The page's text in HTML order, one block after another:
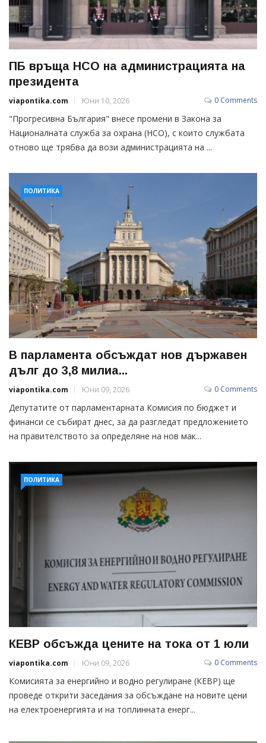
ПБ връща НСО на администрацията на
президента
viapontika.com Юни 10, 2026 0 Comments
"Прогресивна България" внесе промени в Закона за
Националната служба за охрана (НСО), с които службата
отново ще трябва да вози администрацията на ...
ПОЛИТИКА
В парламента обсъждат нов държавен
дълг до 3,8 милиа...
viapontika.com Юни 09, 2026 0 Comments
Депутатите от парламентарната Комисия по бюджет и
финанси се събират днес, за да разгледат предложението
на правителството за определяне на нов мак...
ПОЛИТИКА
КЕВР обсъжда цените на тока от 1 юли
viapontika.com Юни 09, 2026 0 Comments
Комисията за енергийно и водно регулиране (КЕВР) ще
проведе открити заседания за обсъждане на новите цени
на електроенергията и на топлинната енерг...